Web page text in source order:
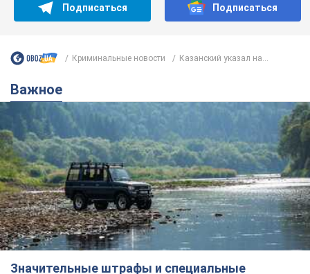
Значительные штрафы и специальные
полигоны: как проблему джипинга решают за
границей
Украине не помешает взять пример со стран Европы
8.08.2026 05:10 2,7 т.
В Прикарпатье после аномальной
жары прошел сильный ливень: